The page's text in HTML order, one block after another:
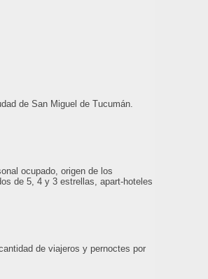
de San Miguel de Tucumán.
ocupado, origen de los
de 5, 4 y 3 estrellas, apart-hoteles
de viajeros y pernoctes por